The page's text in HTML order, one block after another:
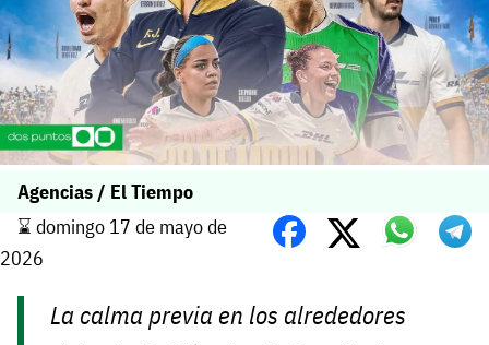
Agencias / El Tiempo
⌛️ domingo 17 de mayo de
2026
La calma previa en los alrededores